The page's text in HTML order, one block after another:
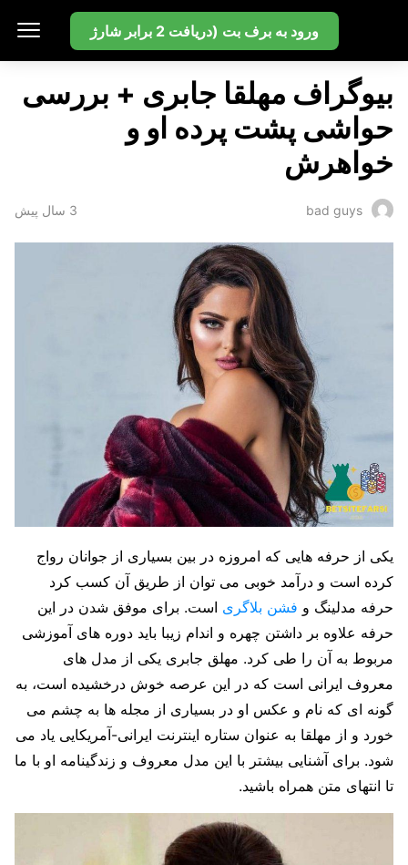
ورود به برف بت (دریافت 2 برابر شارژ
بیوگراف مهلقا جابری + بررسی
حواشی پشت پرده او و
خواهرش
bad guys 3 سال پیش
یکی از حرفه هایی که امروزه در بین بسیاری از جوانان رواج
کرده است و درآمد خوبی می توان از طریق آن کسب کرد
حرفه مدلینگ و فشن بلاگری است. برای موفق شدن در این
حرفه علاوه بر داشتن چهره و اندام زیبا باید دوره های آموزشی
مربوط به آن را طی کرد. مهلق جابری یکی از مدل های
معروف ایرانی است که در این عرصه خوش درخشیده است، به
گونه ای که نام و عکس او در بسیاری از مجله ها به چشم می
خورد و از مهلقا به عنوان ستاره اینترنت ایرانی-آمریکایی یاد می
شود. برای آشنایی بیشتر با این مدل معروف و زندگینامه او با ما
تا انتهای متن همراه باشید.